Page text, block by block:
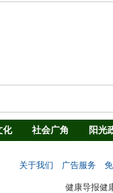
化 社会广角
阳光
关于我们 广告服务
健康导报健